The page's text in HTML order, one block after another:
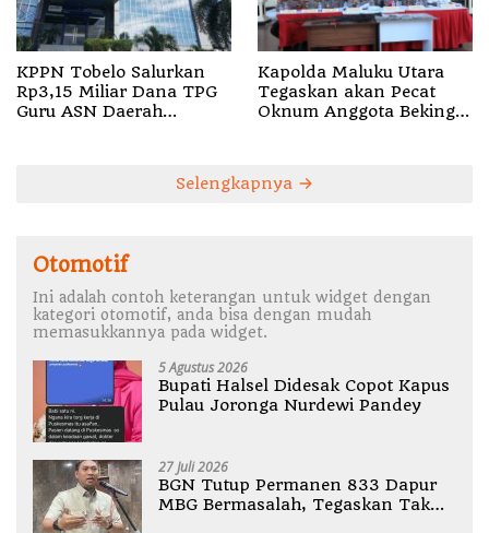
KPPN Tobelo Salurkan
Rp3,15 Miliar Dana TPG
Guru ASN Daerah
Kapolda Maluku Utara
Tegaskan akan Pecat
Oknum Anggota Bekingi
Selengkapnya
Otomotif
Ini adalah contoh keterangan untuk widget dengan
kategori otomotif, anda bisa dengan mudah
memasukkannya pada widget.
5 Agustus 2026
Bupati Halsel Didesak Copot Kapus
Pulau Joronga Nurdewi Pandey
27 Juli 2026
BGN Tutup Permanen 833 Dapur
MBG Bermasalah, Tegaskan Tak